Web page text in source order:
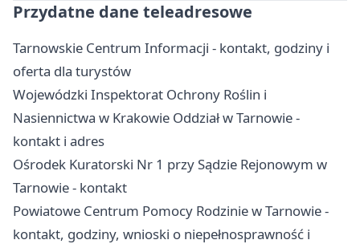
Przydatne dane teleadresowe
Tarnowskie Centrum Informacji - kontakt, godziny i
oferta dla turystów
Wojewódzki Inspektorat Ochrony Roślin i
Nasiennictwa w Krakowie Oddział w Tarnowie -
kontakt i adres
Ośrodek Kuratorski Nr 1 przy Sądzie Rejonowym w
Tarnowie - kontakt
Powiatowe Centrum Pomocy Rodzinie w Tarnowie -
kontakt, godziny, wnioski o niepełnosprawność i